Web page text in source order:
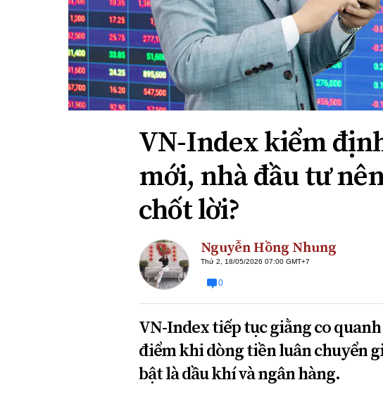
Xi nhan Trái Phải
Bạn đọc viết
VN-Index kiểm
mới, nhà đầu tư
chốt lời?
Nguyễn Hồng Nhung
Thứ 2, 18/05/2026 07:00 GMT+7
0
VN-Index tiếp tục giằng co
điểm khi dòng tiền luân chuyển
bật là dầu khí và ngân hàng.